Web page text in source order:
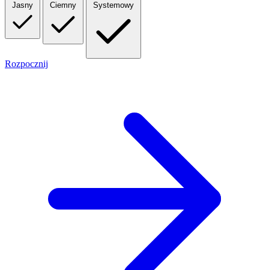
Jasny Ciemny Systemowy
Rozpocznij